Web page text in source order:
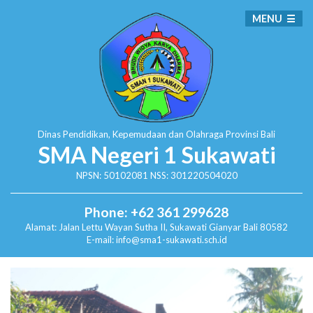
Dinas Pendidikan, Kepemudaan dan Olahraga Provinsi Bali
SMA Negeri 1 Sukawati
NPSN: 50102081 NSS: 301220504020
Phone: +62 361 299628
Alamat: Jalan Lettu Wayan Sutha II, SukawatiGianyar Bali 80582
E-mail: info@sma1-sukawati.sch.id
MENU